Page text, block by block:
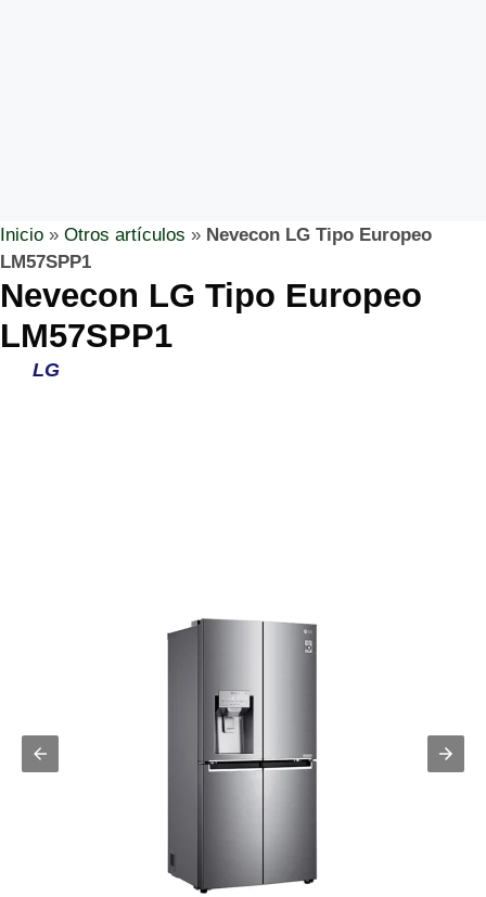
Inicio » Otros artículos » Nevecon LG Tipo Europeo
LM57SPP1
Nevecon LG Tipo Europeo
LM57SPP1
LG